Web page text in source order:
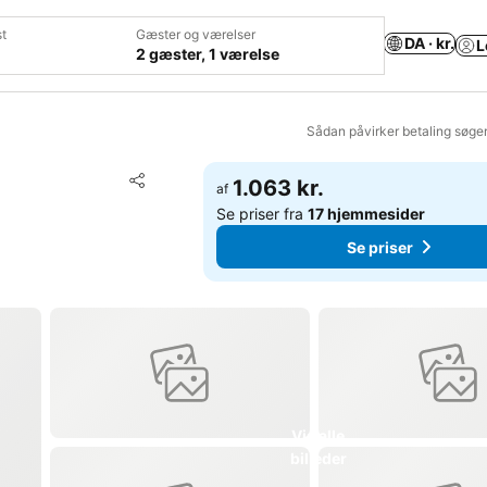
Gæster og værelser
2 gæster, 1 værelse
DA · kr.
Sådan påvirker betaling
Del
Føj til favoritter
af 1.063 kr.
Se priser fra17 hjemmesider
Se priser